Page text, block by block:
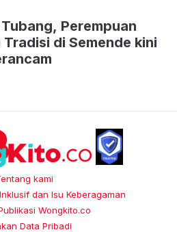
Perempuan
Tradisi di Semende kini
kami
dan Isu Keberagaman
Wongkito.co
Data Pribadi